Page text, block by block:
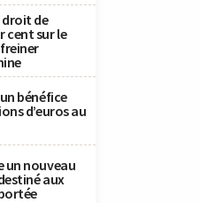
droit de
cent sur le
bénéfice
d’euros au
un nouveau
aux